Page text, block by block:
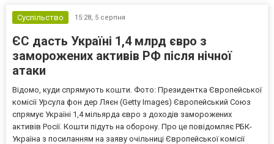
Суспільство 15:28, 5 серпня
ЄС дасть Україні 1,4 млрд євро з
заморожених активів РФ після нічної
атаки
Відомо, куди спрямують кошти. Фото: Президентка Європейської
комісії Урсула фон дер Ляєн (Getty Images) Європейський Союз
спрямує Україні 1,4 мільярда євро з доходів заморожених
активів Росії. Кошти підуть на оборону. Про це повідомляє РБК-
Україна з посиланням на заяву очільниці Європейської комісії